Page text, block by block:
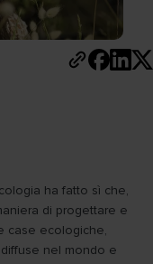
ha fatto sì che,
di progettare e
case ecologiche,
nel mondo e